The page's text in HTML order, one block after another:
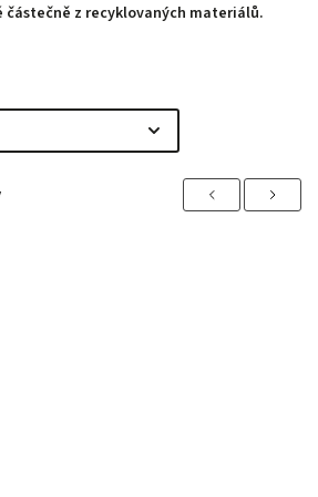
částečně z recyklovaných materiálů.
Previous Next